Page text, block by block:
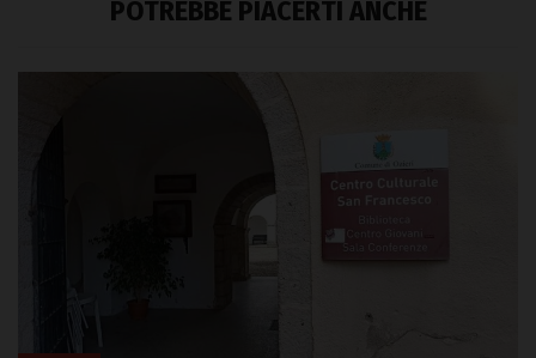
POTREBBE PIACERTI ANCHE